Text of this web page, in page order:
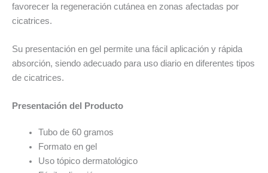
favorecer la regeneración cutánea en zonas afectadas por
cicatrices.
Su presentación en gel permite una fácil aplicación y rápida
absorción, siendo adecuado para uso diario en diferentes tipos
de cicatrices.
Presentación del Producto
Tubo de 60 gramos
Formato en gel
Uso tópico dermatológico